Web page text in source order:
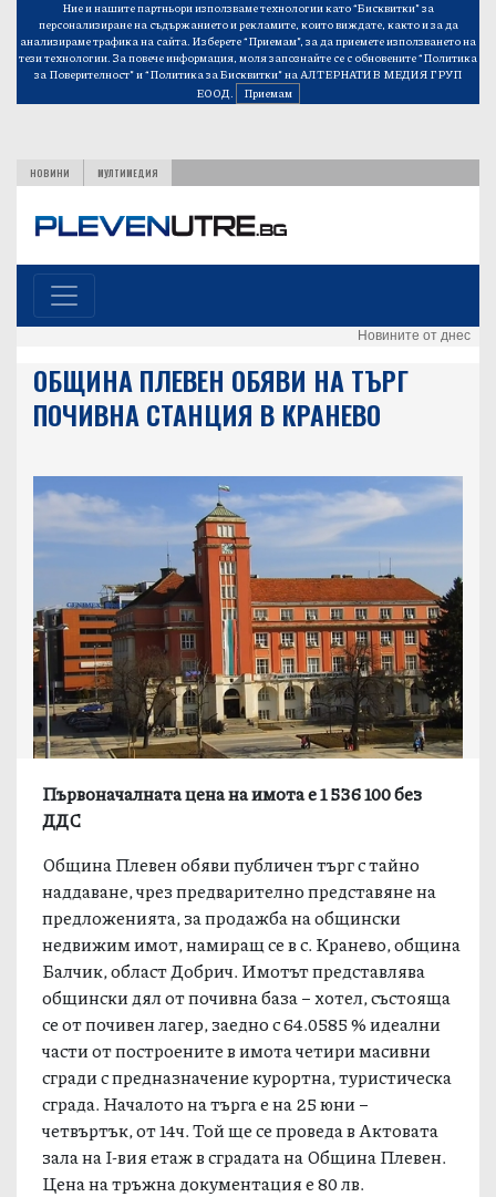
Ние и нашите партньори използваме технологии като “Бисквитки” за
персонализиране на съдържанието и рекламите, които виждате, както и за да
анализираме трафика на сайта. Изберете “Приемам”, за да приемете използването на
тези технологии. За повече информация, моля запознайте се с обновените“Политика
за Поверителност”и“Политика за Бисквитки”на АЛТЕРНАТИВ МЕДИЯ ГРУП
ЕООД.
Приемам
НОВИНИ МУЛТИМЕДИЯ
Новините от днес
ОБЩИНА ПЛЕВЕН ОБЯВИ НА ТЪРГ
ПОЧИВНА СТАНЦИЯ В КРАНЕВО
Първоначалната цена на имота е 1 536 100 без
ДДС
Община Плевен обяви публичен търг с тайно
наддаване, чрез предварително представяне на
предложенията, за продажба на общински
недвижим имот, намиращ се в с. Кранево, община
Балчик, област Добрич. Имотът представлява
общински дял от почивна база – хотел, състояща
се от почивен лагер, заедно с 64.0585 % идеални
части от построените в имота четири масивни
сгради с предназначение курортна, туристическа
сграда. Началото на търга е на 25 юни –
четвъртък, от 14ч. Той ще се проведа в Актовата
зала на І-вия етаж в сградата на Община Плевен.
Цена на тръжна документация е 80 лв.